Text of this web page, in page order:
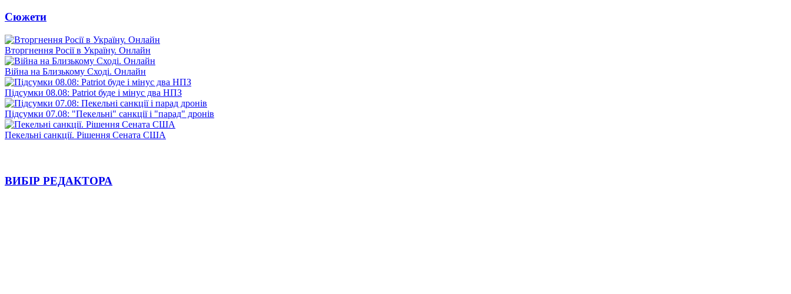
Сюжети
Вторгнення Росії в Україну. Онлайн
Війна на Близькому Сході. Онлайн
Підсумки 08.08: Patriot буде і мінус два НПЗ
Підсумки 07.08: "Пекельні" санкції і "парад" дронів
Пекельні санкції. Рішення Сената США
ВИБІР РЕДАКТОРА